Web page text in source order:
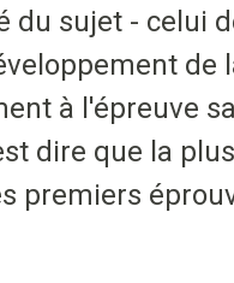
du sujet - celui
de
à l'épreuve
dire que la
premiers